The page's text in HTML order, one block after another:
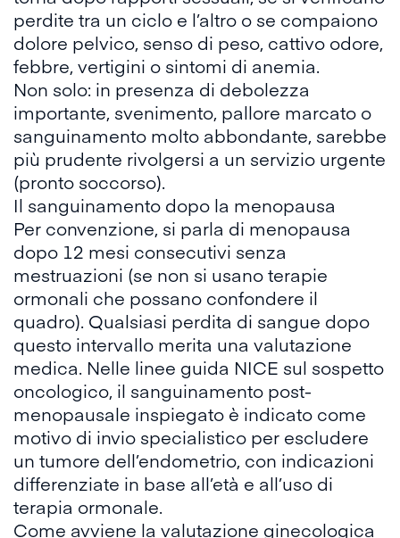
perdite tra un ciclo e l’altro o se compaiono
dolore pelvico, senso di peso, cattivo odore,
febbre, vertigini o sintomi di anemia.
Non solo: in presenza di debolezza
importante, svenimento, pallore marcato o
sanguinamento molto abbondante, sarebbe
più prudente rivolgersi a un servizio urgente
(pronto soccorso).
Il sanguinamento dopo la menopausa
Per convenzione, si parla di menopausa
dopo 12 mesi consecutivi senza
mestruazioni (se non si usano terapie
ormonali che possano confondere il
quadro). Qualsiasi perdita di sangue dopo
questo intervallo merita una valutazione
medica. Nelle linee guida NICE sul sospetto
oncologico, il sanguinamento post-
menopausale inspiegato è indicato come
motivo di invio specialistico per escludere
un tumore dell’endometrio, con indicazioni
differenziate in base all’età e all’uso di
terapia ormonale.
Come avviene la valutazione ginecologica